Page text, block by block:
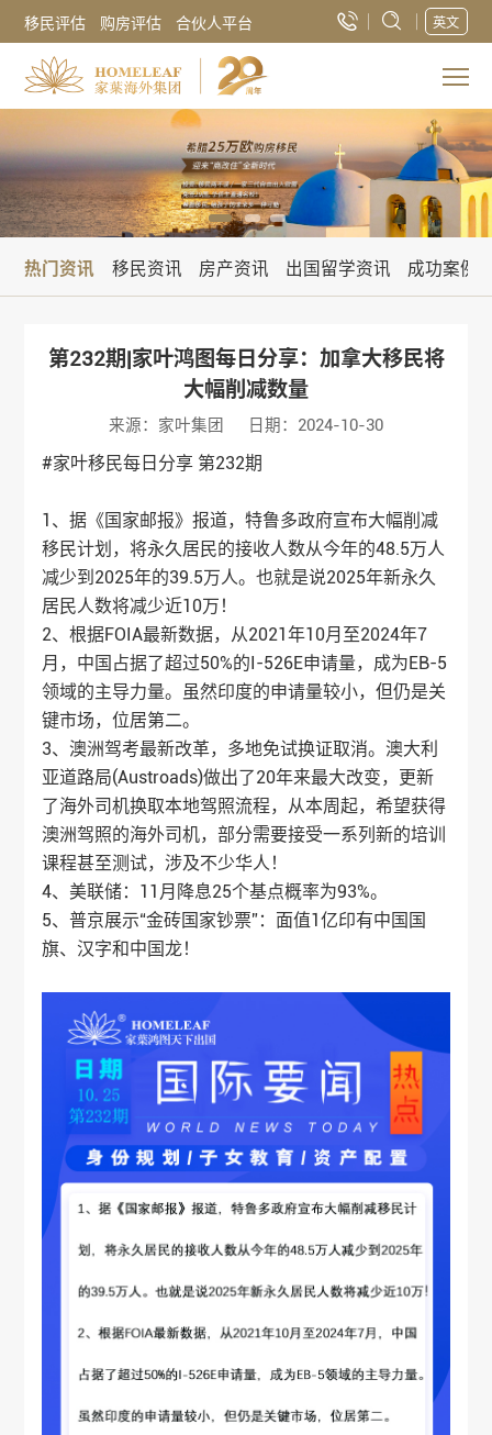
移民评估 购房评估 合伙人平台 英文
热门资讯 移民资讯 房产资讯 出国留学资讯 成功案例
第232期|家叶鸿图每日分享：加拿大移民将
大幅削减数量
来源：家叶集团 日期：2024-10-30
#家叶移民每日分享 第232期
1、据《国家邮报》报道，特鲁多政府宣布大幅削减
移民计划，将永久居民的接收人数从今年的48.5万人
减少到2025年的39.5万人。也就是说2025年新永久
居民人数将减少近10万！
2、根据FOIA最新数据，从2021年10月至2024年7
月，中国占据了超过50%的I-526E申请量，成为EB-5
领域的主导力量。虽然印度的申请量较小，但仍是关
键市场，位居第二。
3、澳洲驾考最新改革，多地免试换证取消。澳大利
亚道路局(Austroads)做出了20年来最大改变，更新
了海外司机换取本地驾照流程，从本周起，希望获得
澳洲驾照的海外司机，部分需要接受一系列新的培训
课程甚至测试，涉及不少华人！
4、美联储：11月降息25个基点概率为93%。
5、普京展示“金砖国家钞票”：面值1亿印有中国国
旗、汉字和中国龙！